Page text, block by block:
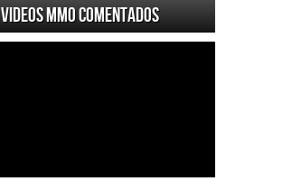
Videos MMO Comentados